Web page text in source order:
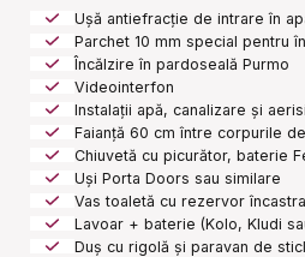
Ușă antiefracție de intrare în
Parchet 10 mm special pentru
Încălzire în pardoseală Purmo
Videointerfon
Instalații apă, canalizare și
Faianță 60 cm între corpurile
Chiuvetă cu picurător, baterie
Uși Porta Doors sau similare
Vas toaletă cu rezervor
Lavoar + baterie (Kolo, Kludi
Duș cu rigolă și paravan de